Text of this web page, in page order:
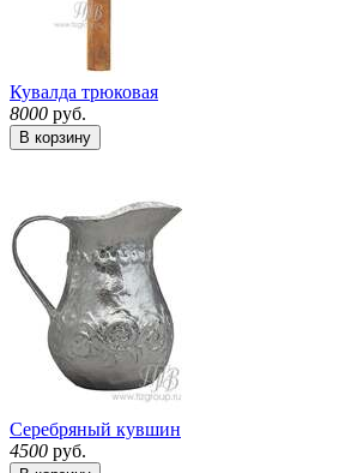
Кувалда трюковая
8000 руб.
В корзину
Серебряный кувшин
4500 руб.